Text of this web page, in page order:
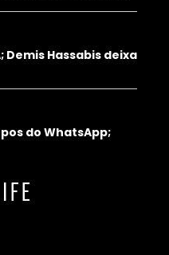
Hassabis deixa
do WhatsApp;